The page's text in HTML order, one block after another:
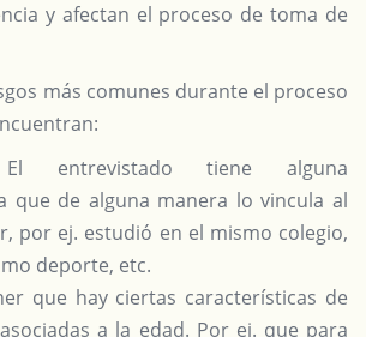
y afectan el proceso de toma de
más comunes durante el proceso
entrevistado tiene alguna
que de alguna manera lo vincula al
por ej. estudió en el mismo colegio,
deporte, etc.
que hay ciertas características de
a la edad. Por ej. que para